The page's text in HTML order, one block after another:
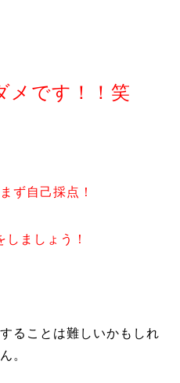
メです！！笑
ず自己採点！
しましょう！
ることは難しいかもしれ
。